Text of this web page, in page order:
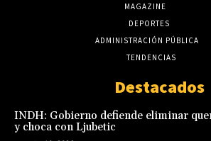
MAGAZINE
DEPORTES
ADMINISTRACIÓN PÚBLICA
TENDENCIAS
Destacados
INDH: Gobierno defiende eliminar
y choca con Ljubetic